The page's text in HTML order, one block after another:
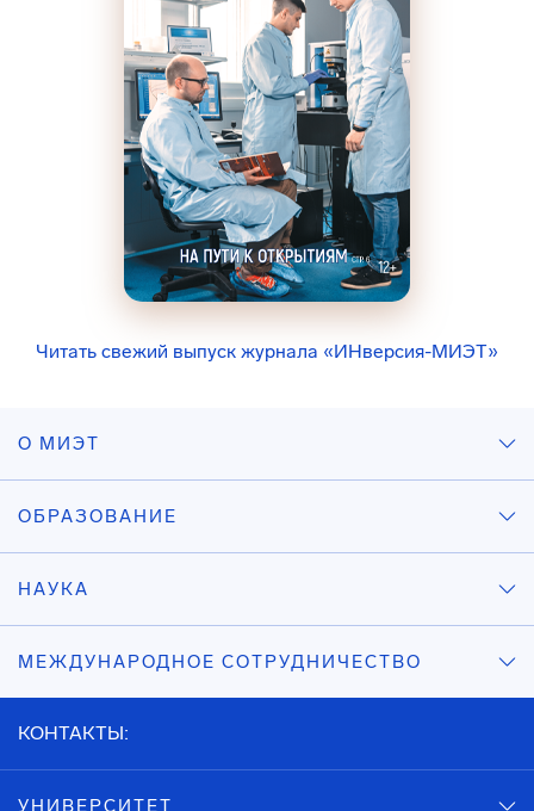
Читать свежий выпуск журнала «ИНверсия-МИЭТ»
О МИЭТ
ОБРАЗОВАНИЕ
НАУКА
МЕЖДУНАРОДНОЕ СОТРУДНИЧЕСТВО
КОНТАКТЫ:
УНИВЕРСИТЕТ